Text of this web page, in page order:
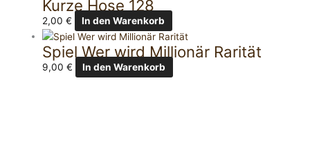
Kurze Hose 128
2,00€ In den Warenkorb
Spiel Wer wird Millionär Rarität
9,00€ In den Warenkorb